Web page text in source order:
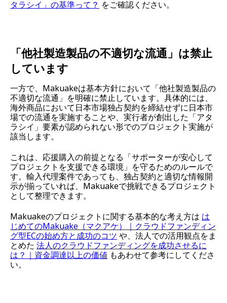
タラシイ」の基準って？ をご確認ください。
「他社製造製品の不適切な流通」は禁止
しています
一方で、Makuakeは基本方針において「他社製造製品の
不適切な流通」を明確に禁止しています。具体的には、
海外商品において日本市場独占契約を締結せずに日本市
場での流通を実施することや、実行者が創出した「アタ
ラシイ」要素が認められない形でのプロジェクト実施が
該当します。
これは、応援購入の前提となる「サポーターが安心して
プロジェクトを支援できる環境」を守るためのルールで
す。輸入代理案件であっても、独占契約と適切な情報開
示が揃っていれば、Makuakeで挑戦できるプロジェクト
として整理できます。
Makuakeのプロジェクトに関する基本的な考え方は は
じめてのMakuake（マクアケ）｜クラウドファンディン
グ型ECの始め方と成功のコツ や、法人での活用観点をま
とめた 法人のクラウドファンディングを成功させるに
は？｜資金調達以上の価値 もあわせて参考にしてくださ
い。